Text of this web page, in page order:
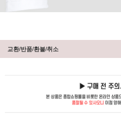
교환/반품/환불/취소